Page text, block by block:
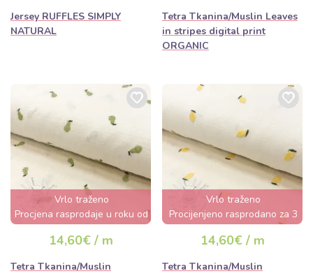
Jersey RUFFLES SIMPLY
NATURAL
Tetra Tkanina/Muslin Leaves
in stripes digital print
ORGANIC
Vrlo traženo
Procjena rasprodaje u roku od
nekoliko sati
14,60€ / m
Tetra Tkanina/Muslin
Vrlo traženo
Procijenjeno rasprodano za 3
dana
14,60€ / m
Tetra Tkanina/Muslin